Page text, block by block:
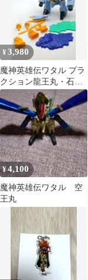
¥3,980
魔神英雄伝ワタル プラ
クション龍王丸・石板
ジャンク品
¥4,100
魔神英雄伝ワタル 空
王丸